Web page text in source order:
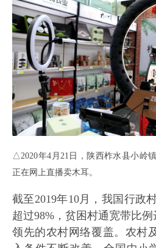
△2020年4月21日，陕西柞水县小岭
正在网上直播卖木耳。
截至2019年10月，我国行政
超过98%，贫困村通宽带比
领先的农村网络覆盖。农村